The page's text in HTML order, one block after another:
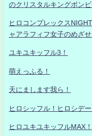
のクリスタルキングボン
ヒロコンプレックス
ャアラフィフ女子のめざ
ユキユキッフル3！
萌えっふる！
天にまします我ら！
ヒロシッフル！ヒロシデ
ヒロユキユキッフルMAX